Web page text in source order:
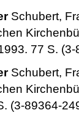
Schubert,
77 S.
Schubert,
(3-89364-